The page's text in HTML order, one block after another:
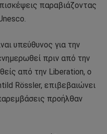
παραβιάζοντας
υπεύθυνος για την
πριν από την
από την Liberation, ο
Rössler, επιβεβαιώνει
προήλθαν